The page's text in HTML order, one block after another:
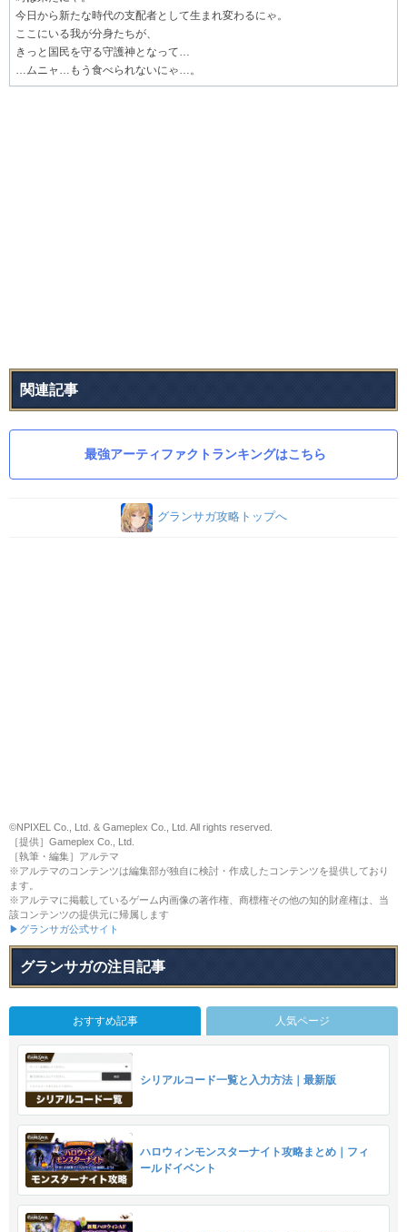
今日から新たな時代の支配者として生まれ変わるにゃ。
ここにいる我が分身たちが、
きっと国民を守る守護神となって…
…ムニャ…もう食べられないにゃ…。
関連記事
最強アーティファクトランキングはこちら
グランサガ攻略トップへ
©NPIXEL Co., Ltd. & Gameplex Co., Ltd. All rights reserved.
［提供］Gameplex Co., Ltd.
［執筆・編集］アルテマ
※アルテマのコンテンツは編集部が独自に検討・作成したコンテンツを提供しており
ます。
※アルテマに掲載しているゲーム内画像の著作権、商標権その他の知的財産権は、当
該コンテンツの提供元に帰属します
▶グランサガ公式サイト
グランサガの注目記事
おすすめ記事 人気ページ
シリアルコード一覧と入力方法｜最新版
ハロウィンモンスターナイト攻略まとめ｜フィ
ールドイベント